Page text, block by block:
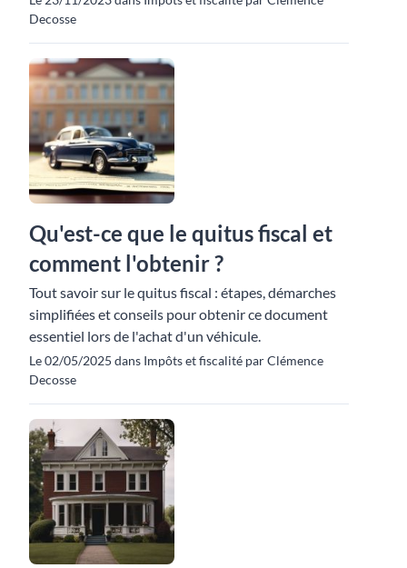
Decosse
Qu'est-ce que le quitus fiscal et
comment l'obtenir ?
Tout savoir sur le quitus fiscal : étapes, démarches
simplifiées et conseils pour obtenir ce document
essentiel lors de l'achat d'un véhicule.
Le 02/05/2025 dans Impôts et fiscalité par Clémence
Decosse